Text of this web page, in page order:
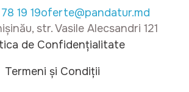
19 19oferte@pandatur.md
str. Vasile Alecsandri 121
de Confidențialitate
Termeni și Condiții